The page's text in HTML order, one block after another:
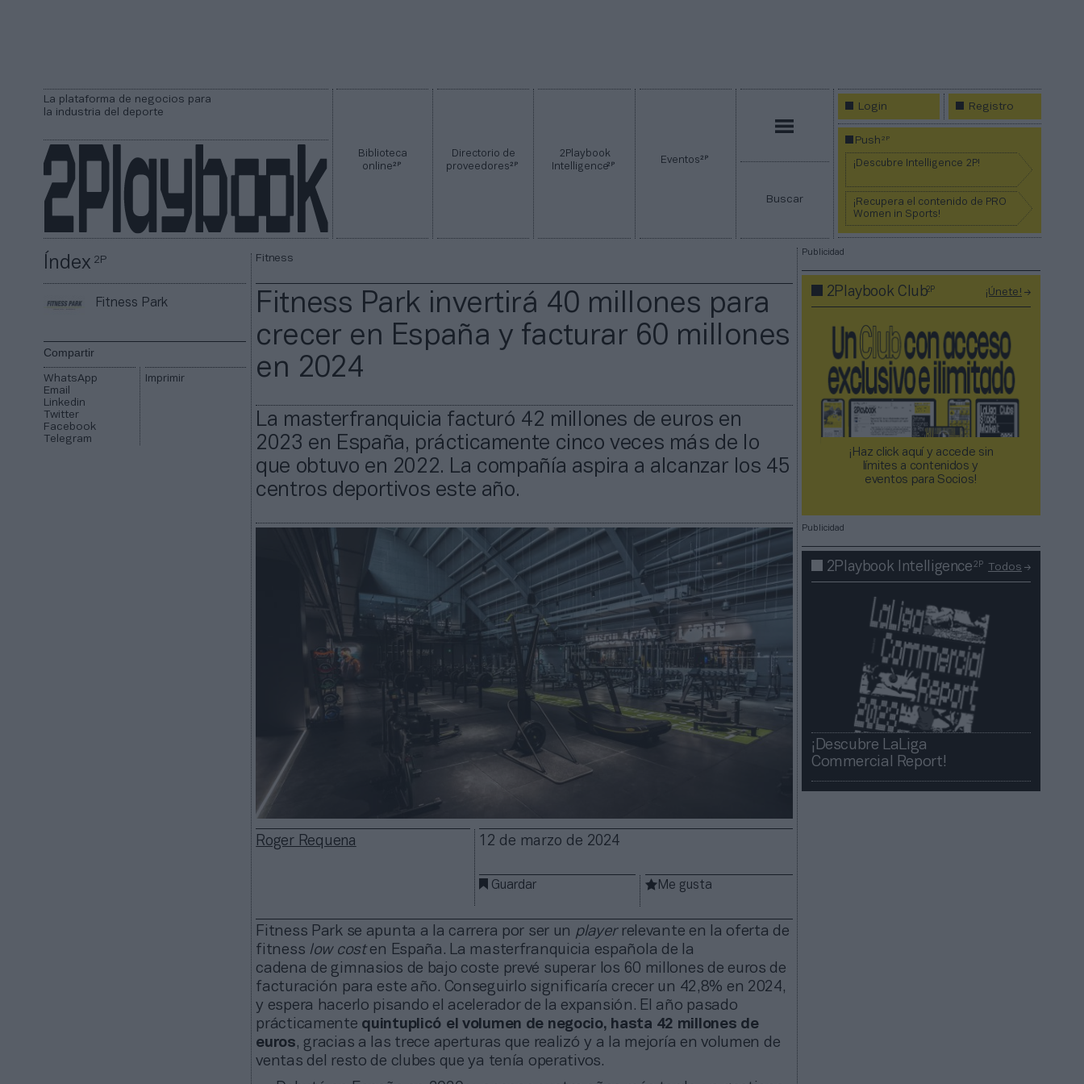
La plataforma de negocios para
la industria del deporte
Biblioteca
online2P
Directorio de
proveedores2P
2Playbook
Intelligence2P Eventos2P
Buscar
Login Registro
Push2P
¡Descubre Intelligence 2P!
¡Recupera el contenido de PRO
Women in Sports!
Índex2P
Fitness Park
Compartir
WhatsApp
Email
Linkedin
Twitter
Facebook
Telegram
Imprimir
Fitness
Fitness Park invertirá 40 millones para
crecer en España y facturar 60 millones
en 2024
La masterfranquicia facturó 42 millones de euros en
2023 en España, prácticamente cinco veces más de lo
que obtuvo en 2022. La compañía aspira a alcanzar los 45
centros deportivos este año.
Roger Requena 12 de marzo de 2024
Guardar Me gusta
Fitness Park se apunta a la carrera por ser un playerrelevante en la oferta de
fitness low costen España. La masterfranquicia española de la
cadena de gimnasios de bajo coste prevé superar los 60 millones de euros de
facturación para este año. Conseguirlo significaría crecer un 42,8% en 2024,
y espera hacerlo pisando el acelerador de la expansión. El año pasado
prácticamente quintuplicó el volumen de negocio, hasta 42 millones de
euros, gracias a las trece aperturas que realizó y a la mejoría en volumen de
ventas del resto de clubes que ya tenía operativos.
Publicidad
2Playbook Club2P ¡Únete!
¡Haz click aquí y accede sin
límites a contenidos y
eventos para Socios!​​​​​​​
Publicidad
2Playbook Intelligence2P Todos
¡Descubre LaLiga
Commercial Report!​​